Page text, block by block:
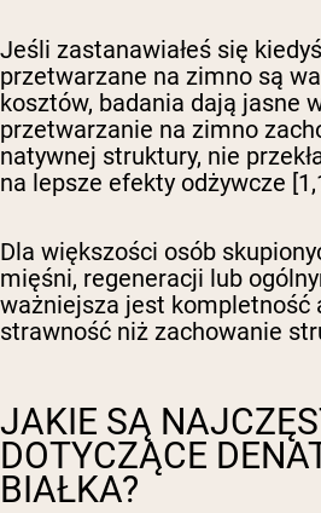
Jeśli zastanawiałeś się
przetwarzane na zimno są
kosztów, badania dają jasne
przetwarzanie na zimno
natywnej struktury, nie
na lepsze efekty odżywcze
Dla większości osób
mięśni, regeneracji lub
ważniejsza jest kompletność
strawność niż zachowanie
JAKIE SĄ
DOTYCZĄCE
BIAŁKA?